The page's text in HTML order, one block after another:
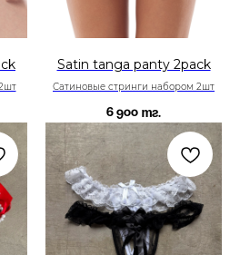
Satin tanga panty 2pack
Сатиновые стринги набором 2шт
6 900 тг.